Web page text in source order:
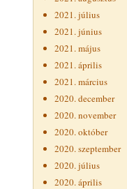
2021. július
2021. június
2021. május
2021. április
2021. március
2020. december
2020. november
2020. október
2020. szeptember
2020. július
2020. április